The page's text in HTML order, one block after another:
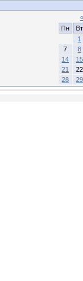
«
Пн
Вт
1
7
8
14
15
21
22
28
29